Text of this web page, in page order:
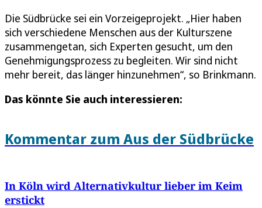
Die Südbrücke sei ein Vorzeigeprojekt. „Hier haben
sich verschiedene Menschen aus der Kulturszene
zusammengetan, sich Experten gesucht, um den
Genehmigungsprozess zu begleiten. Wir sind nicht
mehr bereit, das länger hinzunehmen“, so Brinkmann.
Das könnte Sie auch interessieren:
Kommentar zum Aus der Südbrücke
In Köln wird Alternativkultur lieber im Keim
erstickt